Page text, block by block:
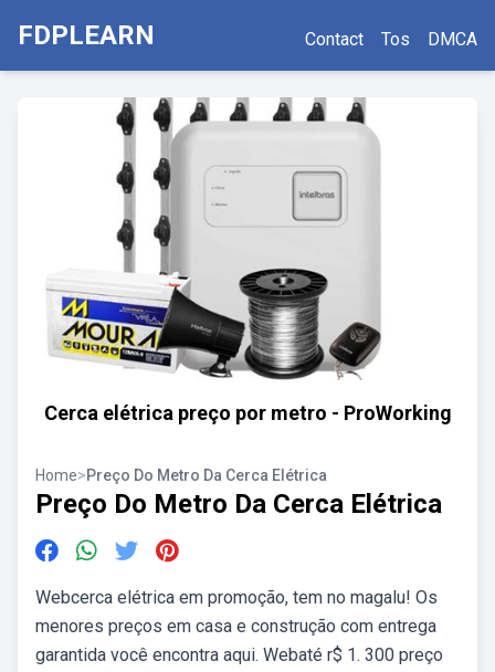
FDPLEARN Contact Tos DMCA
Cerca elétrica preço por metro - ProWorking
Home>Preço Do Metro Da Cerca Elétrica
Preço Do Metro Da Cerca Elétrica
Webcerca elétrica em promoção, tem no magalu! Os
menores preços em casa e construção com entrega
garantida você encontra aqui. Webaté r$ 1. 300 preço